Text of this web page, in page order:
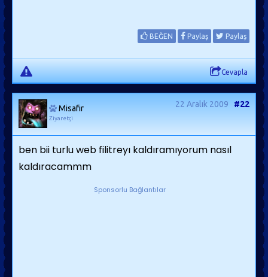
BEĞEN Paylaş Paylaş
Cevapla
Misafir
Ziyaretçi
22 Aralık 2009 #22
ben bii turlu web filitreyı kaldıramıyorum nasıl
kaldıracammm
Sponsorlu Bağlantılar